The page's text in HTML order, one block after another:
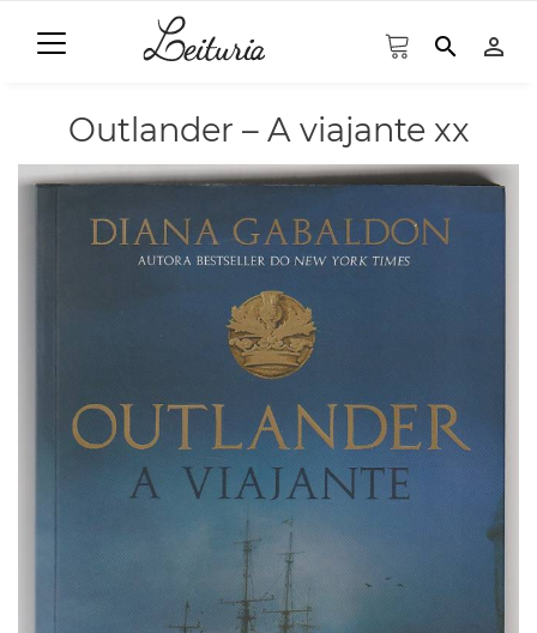
search person_outline
Outlander – A viajante xx